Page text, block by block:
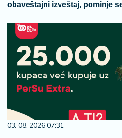
obaveštajni izveštaj, pominje
03. 08. 2026 07:31